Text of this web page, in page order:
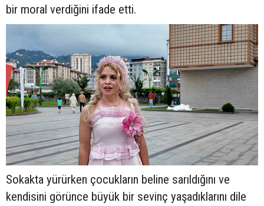
bir moral verdiğini ifade etti.
Sokakta yürürken çocukların beline sarıldığını ve
kendisini görünce büyük bir sevinç yaşadıklarını dile